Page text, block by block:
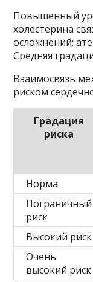
Повышенный
холестерина
осложнений:
Средняя
Взаимосвязь
риском
Градация
риска
Норма
Пограничный
риск
Высокий риск
Очень
высокий риск